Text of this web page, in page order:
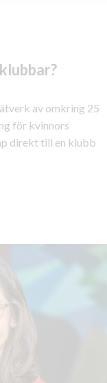
av omkring 25
för kvinnors
direkt till en klubb